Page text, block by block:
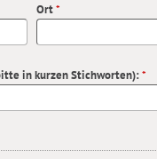
Ort*
in kurzen Stichworten):*